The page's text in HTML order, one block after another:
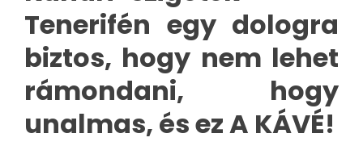
Tenerifén egy dologra
biztos, hogy nem lehet
rámondani, hogy
unalmas, és ez A KÁVÉ!